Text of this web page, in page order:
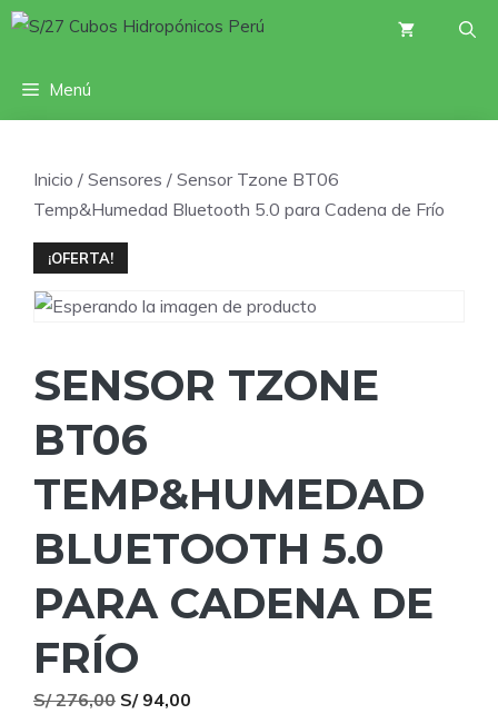
Saltar
Menú
Inicio / Sensores / Sensor Tzone BT06
Temp&Humedad Bluetooth 5.0 para Cadena de Frío
¡OFERTA!
SENSOR TZONE
BT06
TEMP&HUMEDAD
BLUETOOTH 5.0
PARA CADENA DE
FRÍO
S/276,00 El
S/94,00